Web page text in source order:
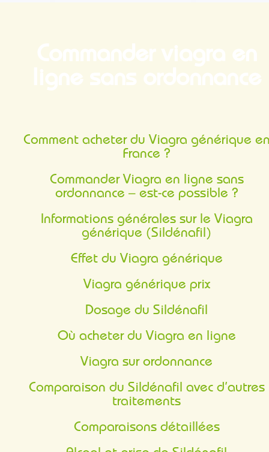
Comment acheter du Viagra générique en
France ?
Commander Viagra en ligne sans
ordonnance – est-ce possible ?
Informations générales sur le Viagra
générique (Sildénafil)
Effet du Viagra générique
Viagra générique prix
Dosage du Sildénafil
Où acheter du Viagra en ligne
Viagra sur ordonnance
Comparaison du Sildénafil avec d’autres
traitements
Comparaisons détaillées